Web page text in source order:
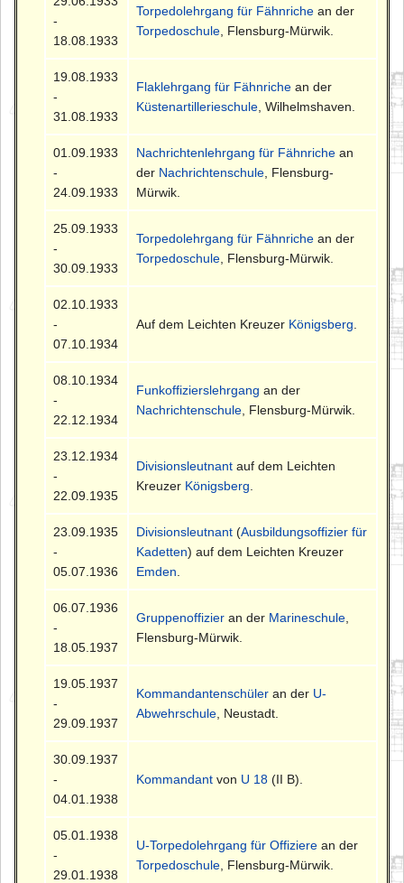
-
18.08.1933
Torpedolehrgang für Fähnriche an der
Torpedoschule , Flensburg-Mürwik.
19.08.1933
-
31.08.1933
Flaklehrgang für Fähnriche an der
Küstenartillerieschule , Wilhelmshaven.
01.09.1933
-
24.09.1933
Nachrichtenlehrgang für Fähnriche an
der Nachrichtenschule , Flensburg-
Mürwik.
25.09.1933
-
30.09.1933
Torpedolehrgang für Fähnriche an der
Torpedoschule , Flensburg-Mürwik.
02.10.1933
-
07.10.1934
Auf dem Leichten Kreuzer Königsberg
08.10.1934
-
22.12.1934
Funkoffizierslehrgang an der
Nachrichtenschule , Flensburg-Mürwik.
23.12.1934
-
22.09.1935
Divisionsleutnant auf dem Leichten
Kreuzer Königsberg
23.09.1935
-
05.07.1936
Divisionsleutnant (Ausbildungsoffizier für
Kadetten) auf dem Leichten Kreuzer
Emden
06.07.1936
-
18.05.1937
Gruppenoffizier an der Marineschule
Flensburg-Mürwik.
19.05.1937
-
29.09.1937
Kommandantenschüler an der U-
Abwehrschule , Neustadt.
30.09.1937
-
04.01.1938
Kommandant von U 18 (II B).
05.01.1938
-
29.01.1938
U-Torpedolehrgang für Offiziere an der
Torpedoschule , Flensburg-Mürwik.